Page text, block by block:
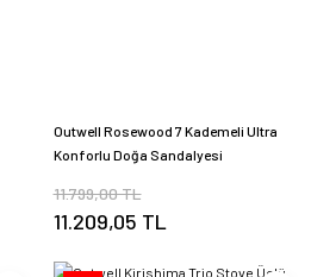
Outwell Rosewood 7 Kademeli Ultra
Konforlu Doğa Sandalyesi
11.799,00 TL
11.209,05 TL